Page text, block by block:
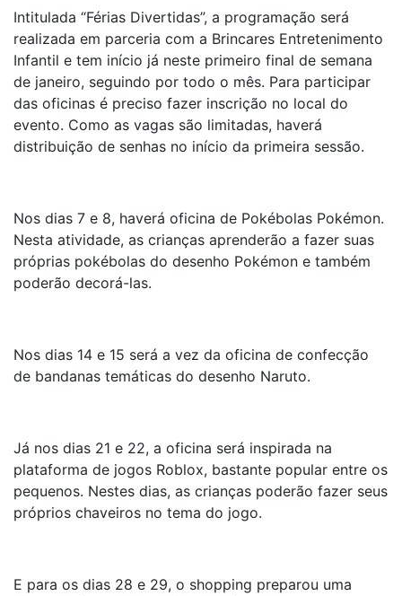
Intitulada “Férias Divertidas”, a programação será
realizada em parceria com a Brincares Entretenimento
Infantil e tem início já neste primeiro final de semana
de janeiro, seguindo por todo o mês. Para participar
das oficinas é preciso fazer inscrição no local do
evento. Como as vagas são limitadas, haverá
distribuição de senhas no início da primeira sessão.
Nos dias 7 e 8, haverá oficina de Pokébolas Pokémon.
Nesta atividade, as crianças aprenderão a fazer suas
próprias pokébolas do desenho Pokémon e também
poderão decorá-las.
Nos dias 14 e 15 será a vez da oficina de confecção
de bandanas temáticas do desenho Naruto.
Já nos dias 21 e 22, a oficina será inspirada na
plataforma de jogos Roblox, bastante popular entre os
pequenos. Nestes dias, as crianças poderão fazer seus
próprios chaveiros no tema do jogo.
E para os dias 28 e 29, o shopping preparou uma